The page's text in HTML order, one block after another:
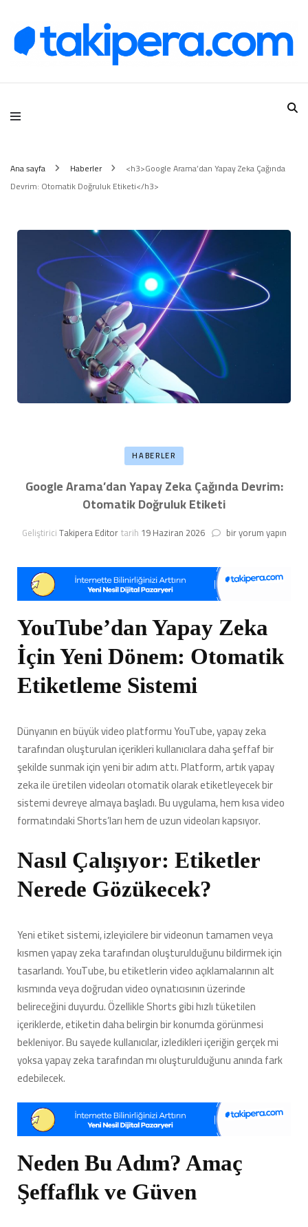
Takipera Dijital Hizmetler
Ana sayfa Haberler
<h3>Google Arama’dan Yapay Zeka Çağında
Devrim: Otomatik Doğruluk Etiketi</h3>
HABERLER
Google Arama’dan Yapay Zeka Çağında Devrim:
Otomatik Doğruluk Etiketi
GeliştiriciTakipera Editortarih 19 Haziran 2026 Google
Zeka
Çağında
Otomatik
Doğruluk
Etiketi
için
bir yorum yapın
YouTube’dan Yapay Zeka
İçin Yeni Dönem: Otomatik
Etiketleme Sistemi
Dünyanın en büyük video platformu YouTube, yapay zeka
tarafından oluşturulan içerikleri kullanıcılara daha şeffaf bir
şekilde sunmak için yeni bir adım attı. Platform, artık yapay
zeka ile üretilen videoları otomatik olarak etiketleyecek bir
sistemi devreye almaya başladı. Bu uygulama, hem kısa video
formatındaki Shorts’ları hem de uzun videoları kapsıyor.
Nasıl Çalışıyor: Etiketler
Nerede Gözükecek?
Yeni etiket sistemi, izleyicilere bir videonun tamamen veya
kısmen yapay zeka tarafından oluşturulduğunu bildirmek için
tasarlandı. YouTube, bu etiketlerin video açıklamalarının alt
kısmında veya doğrudan video oynatıcısının üzerinde
belireceğini duyurdu. Özellikle Shorts gibi hızlı tüketilen
içeriklerde, etiketin daha belirgin bir konumda görünmesi
bekleniyor. Bu sayede kullanıcılar, izledikleri içeriğin gerçek mi
yoksa yapay zeka tarafından mı oluşturulduğunu anında fark
edebilecek.
Neden Bu Adım? Amaç
Şeffaflık ve Güven